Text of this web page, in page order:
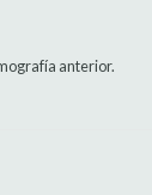
anterior.